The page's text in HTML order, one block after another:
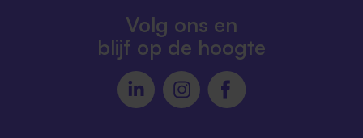
Volg ons en
blijf op de hoogte